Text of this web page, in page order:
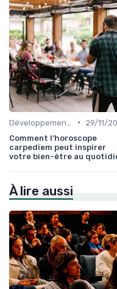
•
29/11/
Comment l’horoscope
carpediem peut inspirer
votre bien-être au
À lire aussi